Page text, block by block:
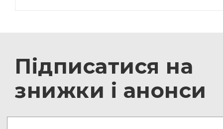
Підписатися на
знижки і анонси